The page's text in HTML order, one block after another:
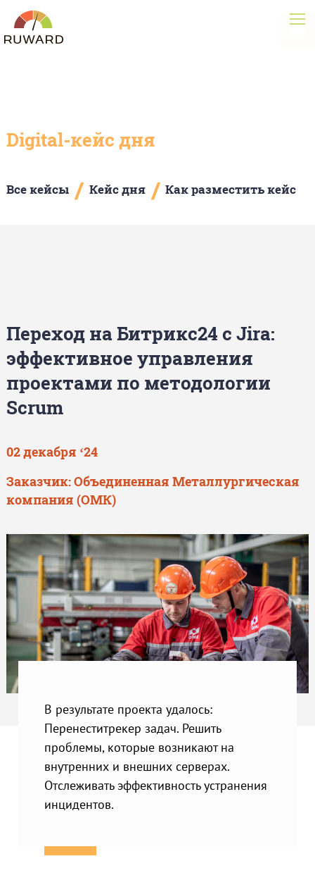
Digital-кейс дня
Все кейсы / Кейс дня / Как разместить кейс
Переход на Битрикс24 с Jira:
эффективное управления
проектами по методологии
Scrum
02 декабря ‘24
Заказчик: Объединенная Металлургическая
компания (ОМК)
В результате проекта удалось:
Перенеститрекер задач. Решить
проблемы, которые возникают на
внутренних и внешних серверах.
Отслеживать эффективность устранения
инцидентов.